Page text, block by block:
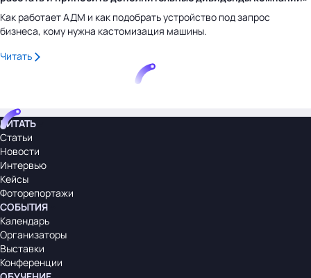
Как работает АДМ и как подобрать устройство под запрос
бизнеса, кому нужна кастомизация машины.
Читать
ЧИТАТЬ
Статьи
Новости
Интервью
Кейсы
Фоторепортажи
СОБЫТИЯ
Календарь
Организаторы
Выставки
Конференции